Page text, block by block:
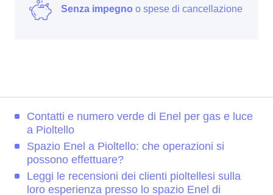
Senza impegno o spese di cancellazione
Contatti e numero verde di Enel per gas e luce
a Pioltello
Spazio Enel a Pioltello: che operazioni si
possono effettuare?
Leggi le recensioni dei clienti pioltellesi sulla
loro esperienza presso lo spazio Enel di